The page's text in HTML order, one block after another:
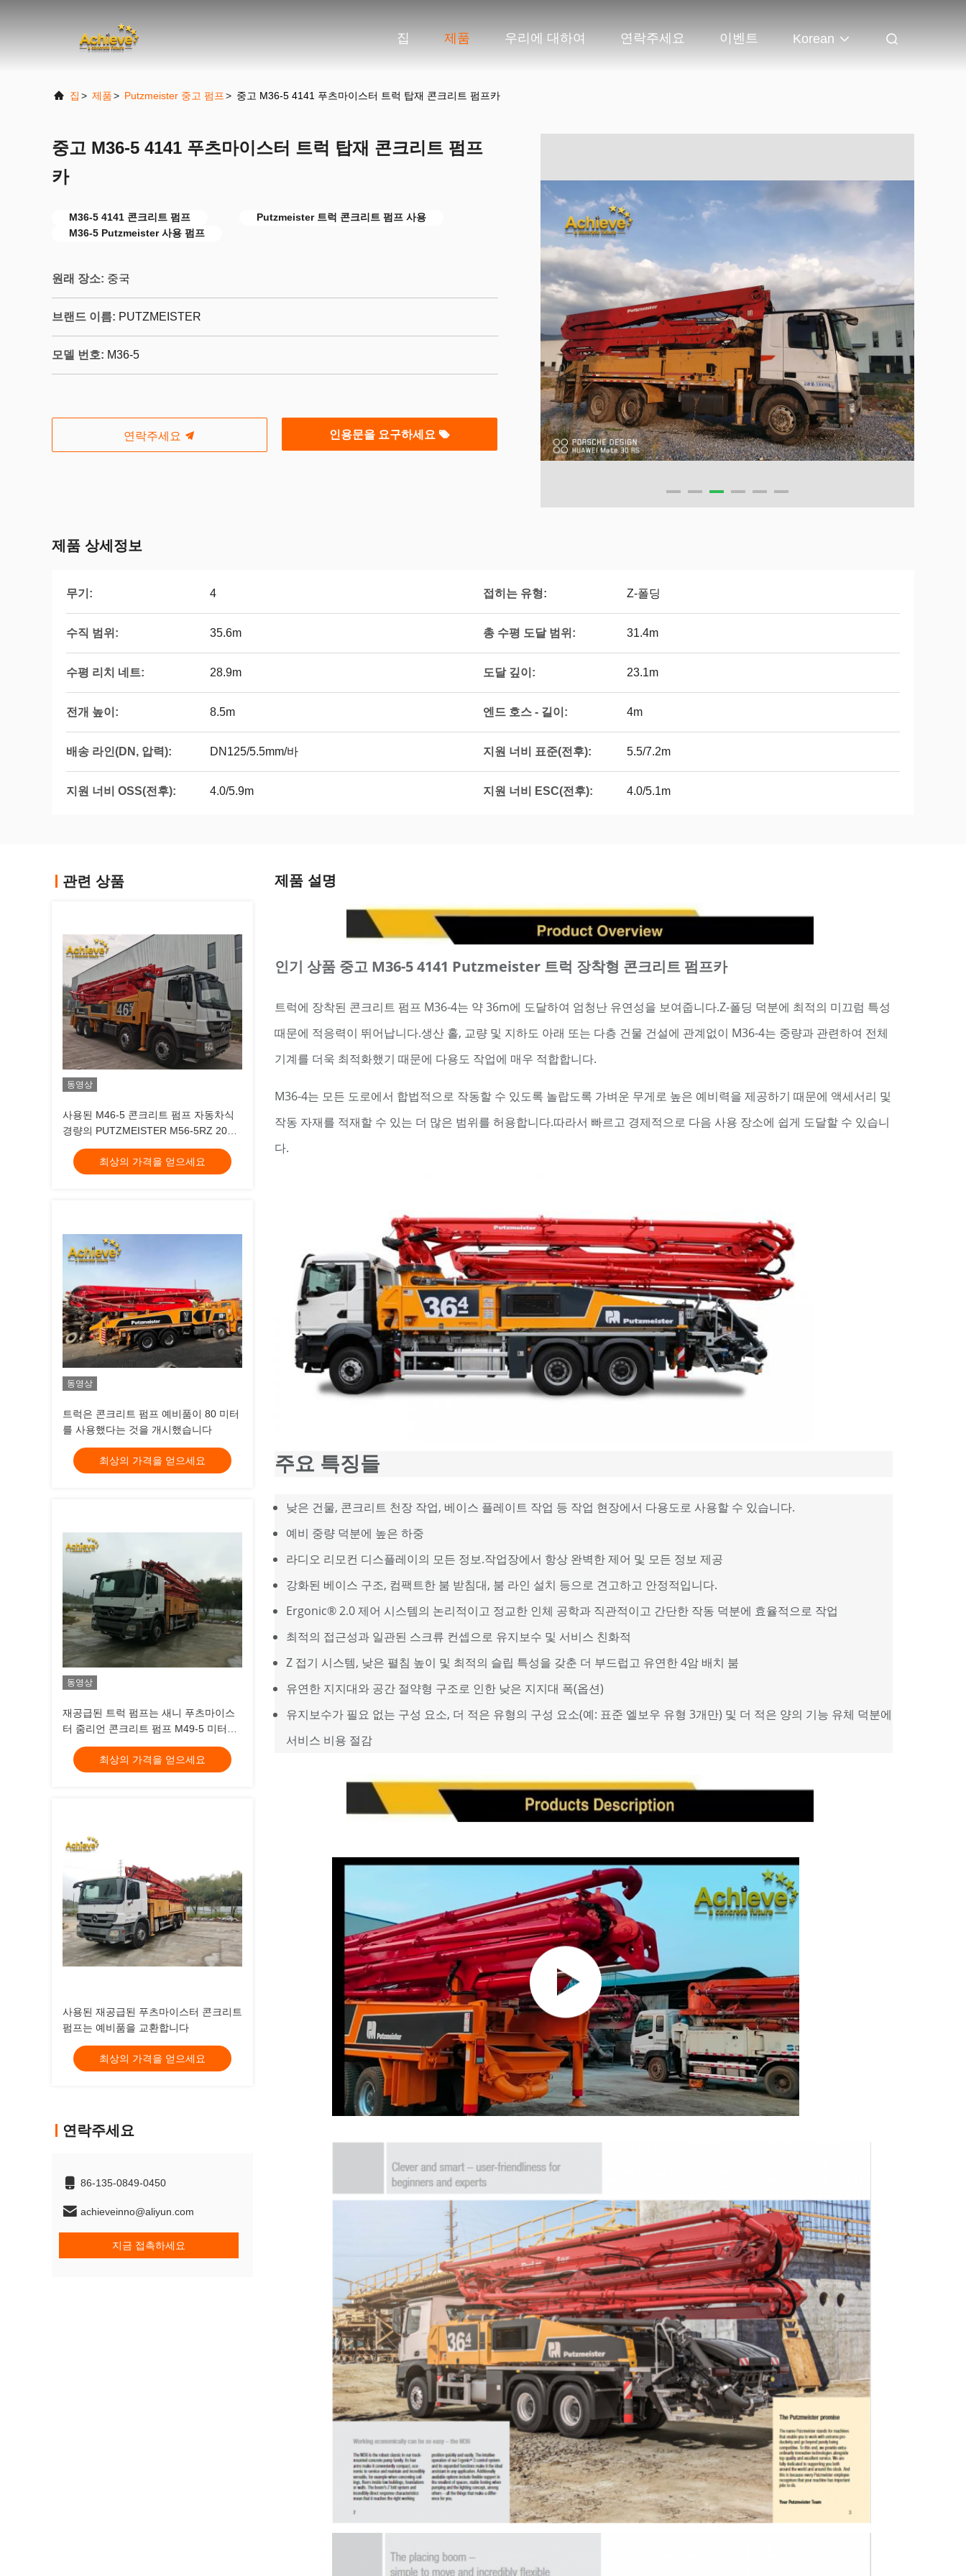
집 제품 우리에 대하여 연락주세요 이벤트 Korean
집 > 제품> Putzmeister 중고 펌프 > 중고 M36-5 4141 푸츠마이스터 트럭 탑재 콘크리트 펌프카
중고 M36-5 4141 푸츠마이스터 트럭 탑재 콘크리트 펌프
카
M36-5 4141 콘크리트 펌프
Putzmeister 트럭 콘크리트 펌프 사용
M36-5 Putzmeister 사용 펌프
원래 장소: 중국
브랜드 이름: PUTZMEISTER
모델 번호: M36-5
연락주세요 인용문을 요구하세요
제품 상세정보
무기: 4 접히는 유형: Z-폴딩
수직 범위: 35.6m 총 수평 도달 범위: 31.4m
수평 리치 네트: 28.9m 도달 깊이: 23.1m
전개 높이: 8.5m 엔드 호스 - 길이: 4m
배송 라인(DN, 압력): DN125/5.5mm/바 지원 너비 표준(전후): 5.5/7.2m
지원 너비 OSS(전후): 4.0/5.9m 지원 너비 ESC(전후): 4.0/5.1m
관련 상품
동영상
사용된 M46-5 콘크리트 펌프 자동차식
경량의 PUTZMEISTER M56-5RZ 2014
가온 판매 모델 메르세데스 벤츠 4141
최상의 가격을 얻으세요
동영상
트럭은 콘크리트 펌프 예비품이 80 미터
를 사용했다는 것을 개시했습니다
최상의 가격을 얻으세요
동영상
재공급된 트럭 펌프는 새니 푸츠마이스
터 줌리언 콘크리트 펌프 M49-5 미터를
사용했습니다
최상의 가격을 얻으세요
사용된 재공급된 푸츠마이스터 콘크리트
펌프는 예비품을 교환합니다
최상의 가격을 얻으세요
연락주세요
86-135-0849-0450
achieveinno@aliyun.com
지금 접촉하세요
제품 설명
인기 상품 중고 M36-5 4141 Putzmeister 트럭 장착형 콘크리트 펌프카
트럭에 장착된 콘크리트 펌프 M36-4는 약 36m에 도달하여 엄청난 유연성을 보여줍니다.Z-폴딩 덕분에 최적의 미끄럼 특성
때문에 적응력이 뛰어납니다.생산 홀, 교량 및 지하도 아래 또는 다층 건물 건설에 관계없이 M36-4는 중량과 관련하여 전체
기계를 더욱 최적화했기 때문에 다용도 작업에 매우 적합합니다.
M36-4는 모든 도로에서 합법적으로 작동할 수 있도록 놀랍도록 가벼운 무게로 높은 예비력을 제공하기 때문에 액세서리 및
작동 자재를 적재할 수 있는 더 많은 범위를 허용합니다.따라서 빠르고 경제적으로 다음 사용 장소에 쉽게 도달할 수 있습니
다.
주요 특징들
낮은 건물, 콘크리트 천장 작업, 베이스 플레이트 작업 등 작업 현장에서 다용도로 사용할 수 있습니다.
예비 중량 덕분에 높은 하중
라디오 리모컨 디스플레이의 모든 정보.작업장에서 항상 완벽한 제어 및 모든 정보 제공
강화된 베이스 구조, 컴팩트한 붐 받침대, 붐 라인 설치 등으로 견고하고 안정적입니다.
Ergonic® 2.0 제어 시스템의 논리적이고 정교한 인체 공학과 직관적이고 간단한 작동 덕분에 효율적으로 작업
최적의 접근성과 일관된 스크류 컨셉으로 유지보수 및 서비스 친화적
Z 접기 시스템, 낮은 펼침 높이 및 최적의 슬립 특성을 갖춘 더 부드럽고 유연한 4암 배치 붐
유연한 지지대와 공간 절약형 구조로 인한 낮은 지지대 폭(옵션)
유지보수가 필요 없는 구성 요소, 더 적은 유형의 구성 요소(예: 표준 엘보우 유형 3개만) 및 더 적은 양의 기능 유체 덕분에
서비스 비용 절감